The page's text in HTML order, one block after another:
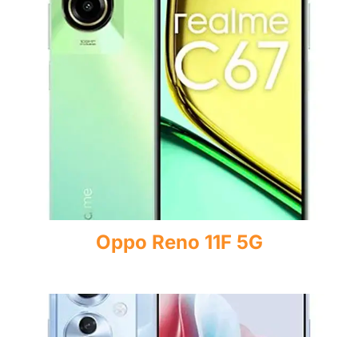
Oppo Reno 11F 5G